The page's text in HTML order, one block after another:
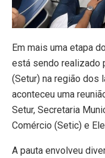
Em mais uma etapa
está sendo realizado
(Setur) na região dos
aconteceu uma
Setur, Secretaria
Comércio (Setic) e
A pauta envolveu